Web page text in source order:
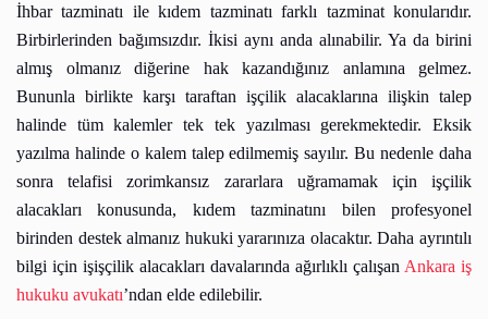
İhbar tazminatı ile kıdem tazminatı farklı tazminat konularıdır.
Birbirlerinden bağımsızdır. İkisi aynı anda alınabilir. Ya da birini
almış olmanız diğerine hak kazandığınız anlamına gelmez.
Bununla birlikte karşı taraftan işçilik alacaklarına ilişkin talep
halinde tüm kalemler tek tek yazılması gerekmektedir. Eksik
yazılma halinde o kalem talep edilmemiş sayılır. Bu nedenle daha
sonra telafisi zorimkansız zararlara uğramamak için işçilik
alacakları konusunda, kıdem tazminatını bilen profesyonel
birinden destek almanız hukuki yararınıza olacaktır. Daha ayrıntılı
bilgi için işişçilik alacakları davalarında ağırlıklı çalışan Ankara iş
hukuku avukatı’ndan elde edilebilir.